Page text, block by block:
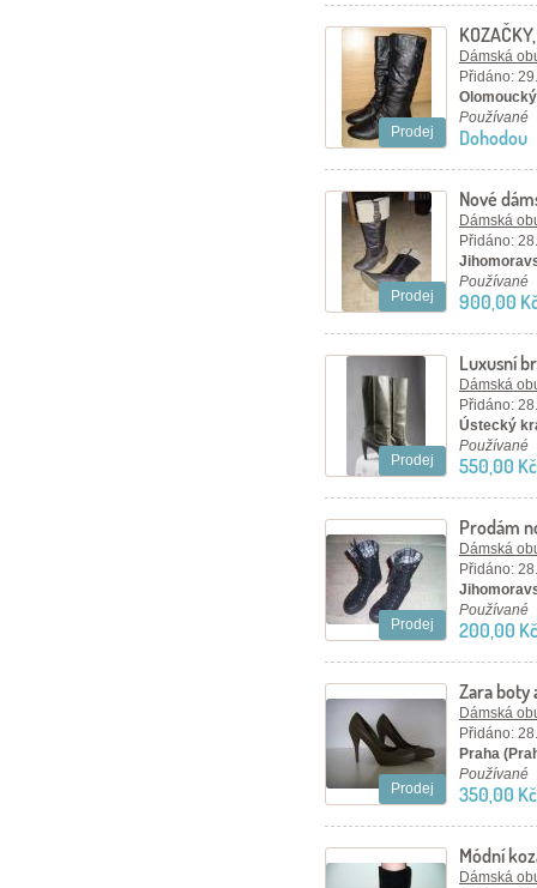
Prodej
Dámská
Přidáno:
Používané
Dohodou
Prodej
Nové
Dámská
Přidáno:
Používané
900,00
Prodej
Luxusní
Dámská
Přidáno:
Ústecký
Používané
550,00 Kč
Prodej
Prodám
Dámská
Přidáno:
Používané
200,00 Kč
Prodej
Zara boty
Dámská
Přidáno:
Praha
Používané
350,00 Kč
Módní
Dámská